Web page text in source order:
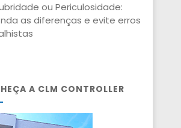
ou Periculosidade:
as diferenças e evite erros
A CLM CONTROLLER